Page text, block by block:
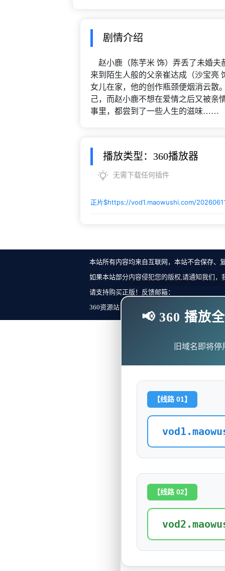
剧情介绍
赵小鹿（陈芋米 饰）弄丢了未婚夫
来到陌生人般的父亲崔达成（沙宝亮
女儿在家，他的创作瓶颈便烟消云散
己，而赵小鹿不想在爱情之后又被亲
事里，都尝到了一些人生的滋味……
播放类型：360播放器
无需下载任何插件
正片$https://vod1.maowushi.com/
本站所有内容均来自互联网，本站不会保存、
如果本站部分内容侵犯您的版权,请通知我们
请支持购买正版！反馈邮箱：
360资源站 Copyright ©2018-2023 All Rights
📢 360 播放
旧域名即将
【线路 01】
【线路 02】